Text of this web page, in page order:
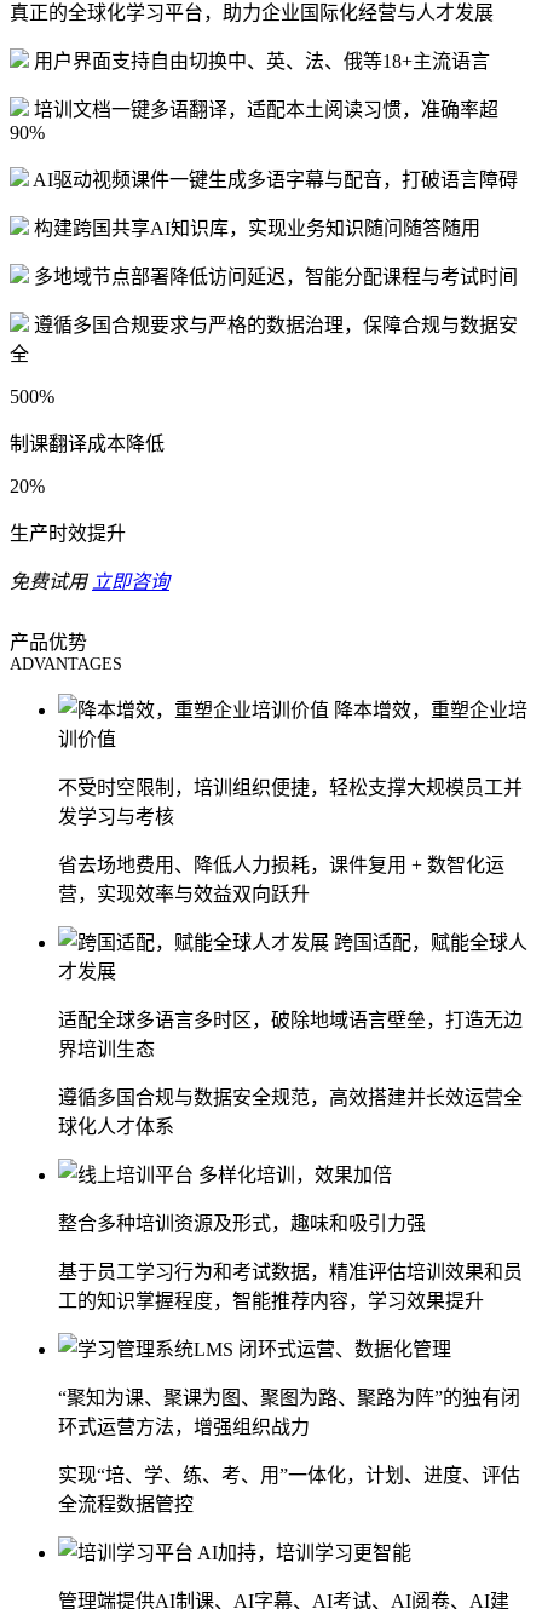
真正的全球化学习平台，助力企业国际化经营与人才发展
用户界面支持自由切换中、英、法、俄等18+主流语言
培训文档一键多语翻译，适配本土阅读习惯，准确率超
90%
AI驱动视频课件一键生成多语字幕与配音，打破语言障碍
构建跨国共享AI知识库，实现业务知识随问随答随用
多地域节点部署降低访问延迟，智能分配课程与考试时间
遵循多国合规要求与严格的数据治理，保障合规与数据安
全
500%
制课翻译成本降低
20%
生产时效提升
免费试用 立即咨询
产品优势
ADVANTAGES
降本增效，重塑企业培
训价值
不受时空限制，培训组织便捷，轻松支撑大规模员工并
发学习与考核
省去场地费用、降低人力损耗，课件复用 + 数智化运
营，实现效率与效益双向跃升
跨国适配，赋能全球人
才发展
适配全球多语言多时区，破除地域语言壁垒，打造无边
界培训生态
遵循多国合规与数据安全规范，高效搭建并长效运营全
球化人才体系
多样化培训，效果加倍
整合多种培训资源及形式，趣味和吸引力强
基于员工学习行为和考试数据，精准评估培训效果和员
工的知识掌握程度，智能推荐内容，学习效果提升
闭环式运营、数据化管理
“聚知为课、聚课为图、聚图为路、聚路为阵”的独有闭
环式运营方法，增强组织战力
实现“培、学、练、考、用”一体化，计划、进度、评估
全流程数据管控
AI加持，培训学习更智能
管理端提供AI制课、AI字幕、AI考试、AI阅卷、AI建